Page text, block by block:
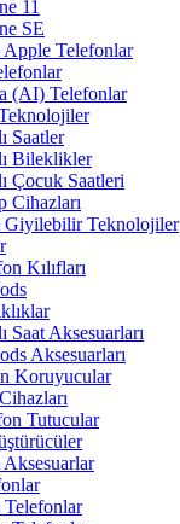
11
SE
Apple Telefonlar
(AI) Telefonlar
Saatler
Bileklikler
Çocuk Saatleri
Cihazları
Giyilebilir Teknolojiler
Kılıfları
Saat Aksesuarları
Aksesuarları
Koruyucular
Tutucular
Telefonlar